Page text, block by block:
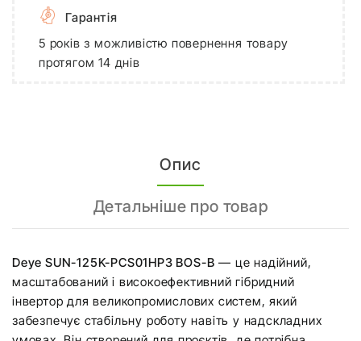
Гарантія
5 років з можливістю повернення товару
протягом 14 днів
Опис
Детальніше про товар
Deye SUN-125K-PCS01HP3 BOS-B — це надійний,
масштабований і високоефективний гібридний
інвертор для великопромислових систем, який
забезпечує стабільну роботу навіть у надскладних